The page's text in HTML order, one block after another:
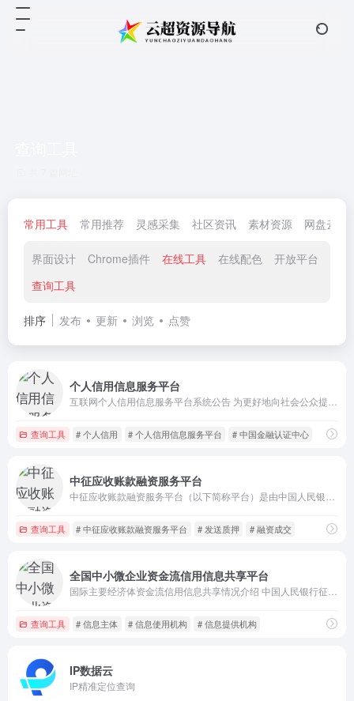
常用工具 常用推荐 灵感采集 社区资讯 素材资源 网盘云储
界面设计 Chrome插件 在线工具 在线配色
开放平台
查询工具
排序 发布 更新 浏览 点赞
个人信用信息服务平台
查询工具 # 个人信用 # 个人信用信息服务平台 # 中国金融认证中心
中征应收账款融资服务平台
查询工具 # 中征应收账款融资服务平台 # 发送质押 # 融资成交
全国中小微企业资金流信用信息共享平台
查询工具 # 信息主体 # 信息使用机构 # 信息提供机构
IP数据云
IP精准定位查询